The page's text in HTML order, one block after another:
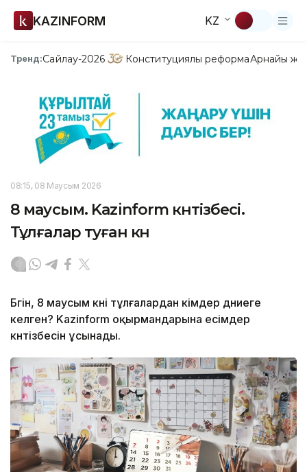
KAZINFORM KZ
Тренд:Сайлау-2026 Конституциялық реформаАрнайы
08:15, 08 Маусым 2026
8 маусым. Kazinform күнтізбесі.
Тұлғалар туған күн
Бүгін, 8 маусым күні тұлғалардан кімдер дүниеге
келген? Kazinform оқырмандарына есімдер
күнтізбесін ұсынады.